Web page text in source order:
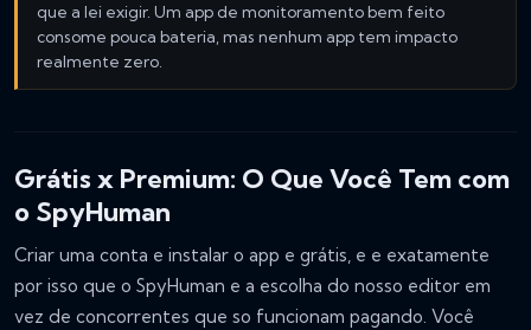
que a lei exigir. Um app de monitoramento bem feito
consome pouca bateria, mas nenhum app tem impacto
realmente zero.
Grátis x Premium: O Que Você Tem com
o SpyHuman
Criar uma conta e instalar o app e grátis, e e exatamente
por isso que o SpyHuman e a escolha do nosso editor em
vez de concorrentes que so funcionam pagando. Você